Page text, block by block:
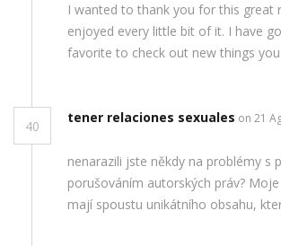
I wanted to thank you for this great
enjoyed every little bit of it. I have
favorite to check out new things
40
tener relaciones sexuales on 21
nenarazili jste někdy na problémy s
porušováním autorských práv?
mají spoustu unikátního obsahu,